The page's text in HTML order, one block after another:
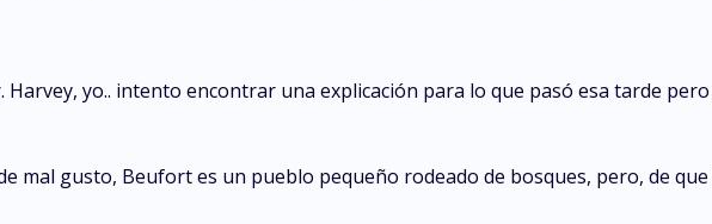
yo.. intento encontrar una explicación para lo que pasó esa tarde
mal gusto, Beufort es un pueblo pequeño rodeado de bosques, pero, de